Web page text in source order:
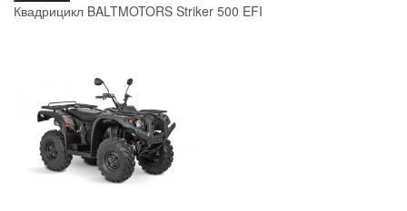
Квадрицикл BALTMOTORS Striker 500 EFI